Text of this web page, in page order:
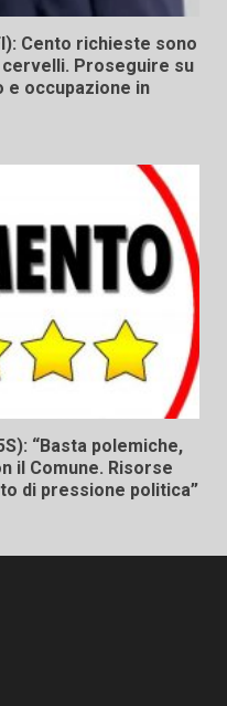
Cento richieste sono
Proseguire su
e occupazione in
“Basta polemiche,
il Comune. Risorse
di pressione politica”